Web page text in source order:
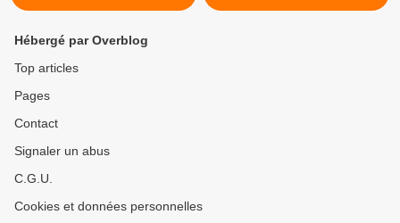
Hébergé par Overblog
Top articles
Pages
Contact
Signaler un abus
C.G.U.
Cookies et données personnelles